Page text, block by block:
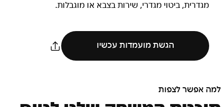
מגדרית, ביטוי מגדרי, שירות בצבא או מוגבלות.
הגשת מועמדות עכשיו
למה אפשר לצפות